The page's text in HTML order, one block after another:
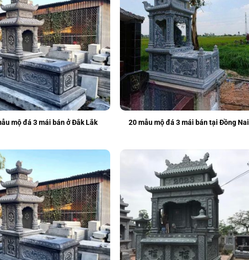
mộ đá 3 mái bán ở Đắk Lắk 20 mẫu mộ đá 3 mái bán tại Đồng Nai